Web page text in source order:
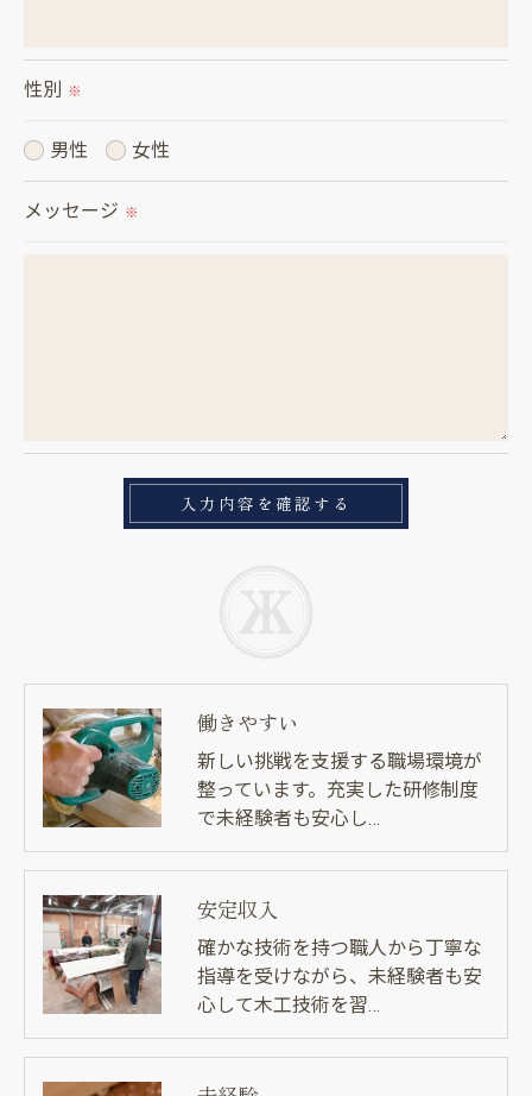
性別 ※
男性 女性
メッセージ ※
働きやすい
新しい挑戦を支援する職場環境が
整っています。充実した研修制度
で未経験者も安心し…
安定収入
確かな技術を持つ職人から丁寧な
指導を受けながら、未経験者も安
心して木工技術を習…